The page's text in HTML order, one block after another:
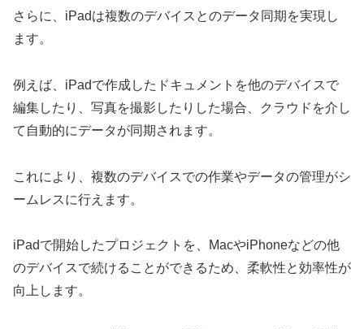
さらに、iPadは複数のデバイスとのデータ同期を実現し
ます。
例えば、iPadで作成したドキュメントを他のデバイスで
編集したり、写真を撮影したりした場合、クラウドを介し
て自動的にデータが同期されます。
これにより、複数のデバイスでの作業やデータの管理がシ
ームレスに行えます。
iPadで開始したプロジェクトを、MacやiPhoneなどの他
のデバイスで続けることができるため、柔軟性と効率性が
向上します。